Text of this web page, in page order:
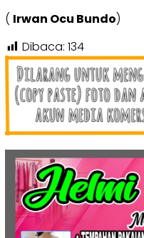
( Irwan Ocu Bundo)
Dibaca: 134